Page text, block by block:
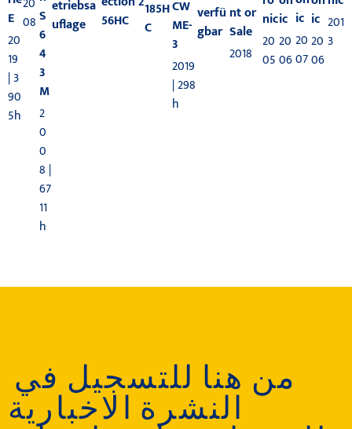
E
20
19
| 3
90
5h
08 S
6
4
3
M
2
0
0
8 |
67
11
h
etriebsa
uflage
56HC
185H
C
CW
ME-
3
2019
| 298
h
verfü
gbar
nt or
Sale
2018
nic
20
05
ic
20
06
ic
20
07
ic
20
06
201
3
النشرة الاخبارية